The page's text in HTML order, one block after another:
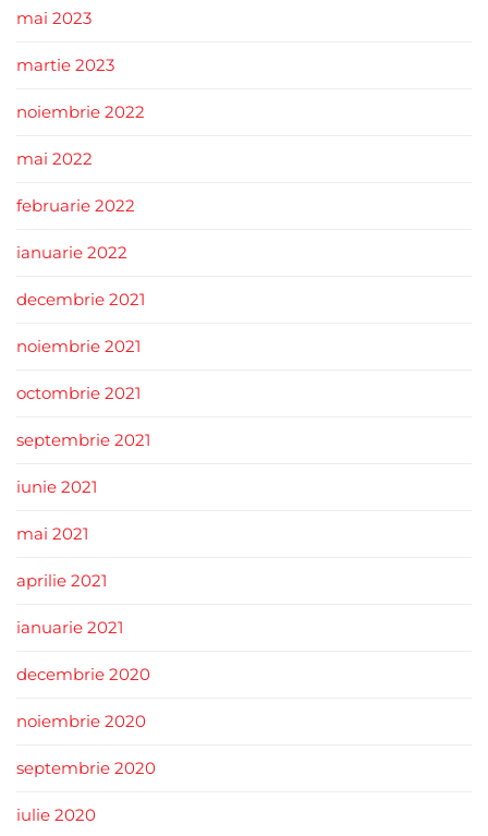
mai 2023
martie 2023
noiembrie 2022
mai 2022
februarie 2022
ianuarie 2022
decembrie 2021
noiembrie 2021
octombrie 2021
septembrie 2021
iunie 2021
mai 2021
aprilie 2021
ianuarie 2021
decembrie 2020
noiembrie 2020
septembrie 2020
iulie 2020